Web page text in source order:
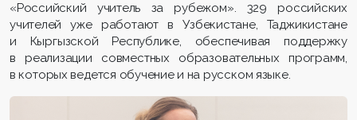
«Российский учитель за рубежом». 329 российских
учителей уже работают в Узбекистане, Таджикистане
и Кыргызской Республике, обеспечивая поддержку
в реализации совместных образовательных программ,
в которых ведется обучение и на русском языке.